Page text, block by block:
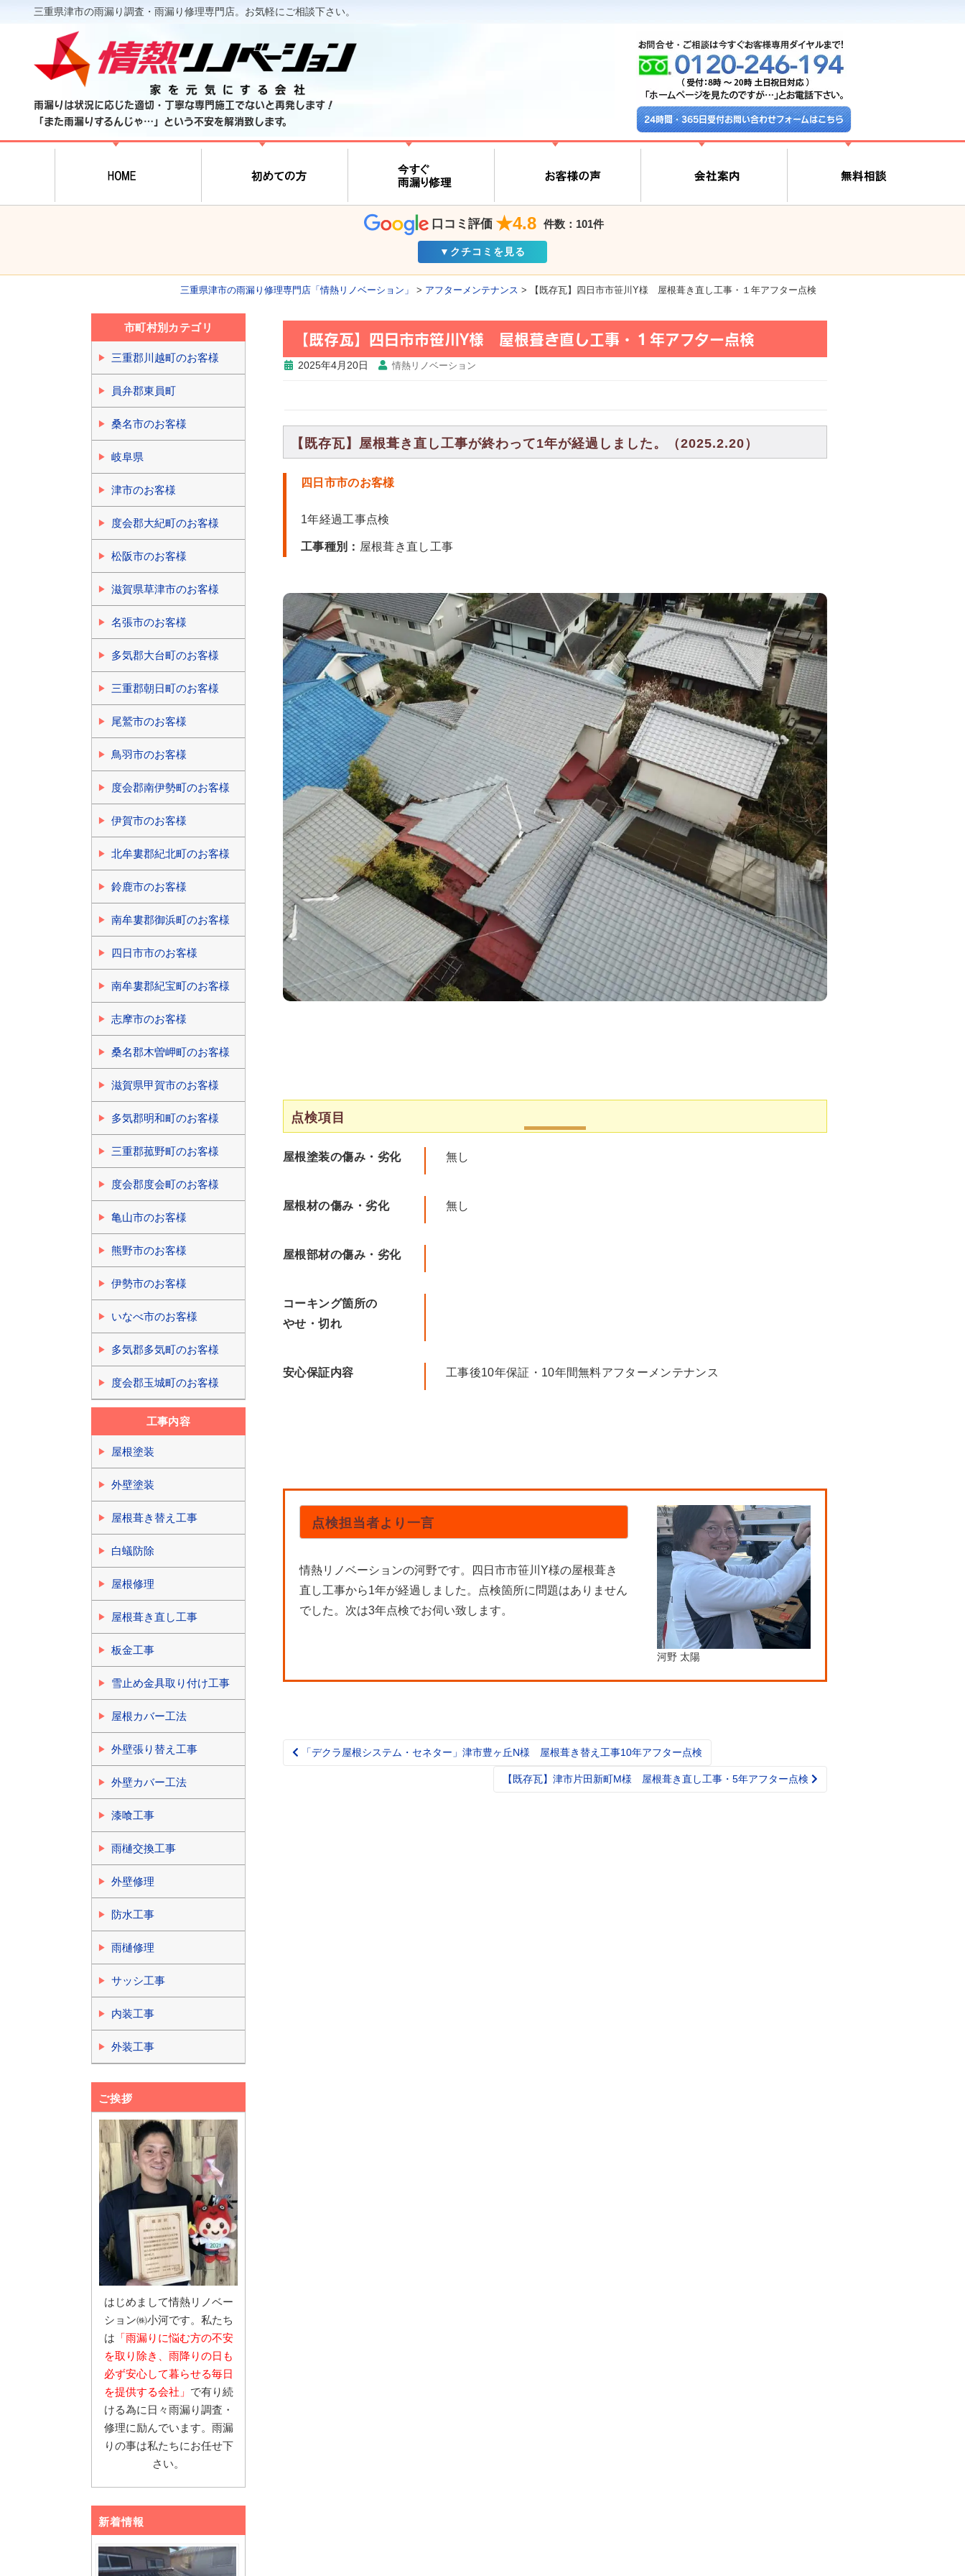
三重県津市の雨漏り調査・雨漏り修理専門店。お気軽にご相談下さい。
雨漏りは状況に応じた適切・丁寧な専門施工でないと再発します！
「また雨漏りするんじゃ…」という不安を解消致します。
24時間・365日受付お問い合わせフォームはこちら
口コミ評価 ★4.8 件数：101件
▼クチコミを見る
三重県津市の雨漏り修理専門店「情熱リノベーション」 > アフターメンテナンス > 【既存瓦】四日市市笹川Y様 屋根葺き直し工事・１年アフター点検
【既存瓦】四日市市笹川Y様 屋根葺き直し工事・１年アフター点検
2025年4月20日 情熱リノベーション
【既存瓦】屋根葺き直し工事が終わって1年が経過しました。（2025.2.20）
四日市市のお客様
1年経過工事点検
工事種別： 屋根葺き直し工事
点検項目
屋根塗装の傷み・劣化 無し
屋根材の傷み・劣化 無し
屋根部材の傷み・劣化
コーキング箇所の
やせ・切れ
安心保証内容 工事後10年保証・10年間無料アフターメンテナンス
点検担当者より一言
情熱リノベーションの河野です。四日市市笹川Y様の屋根葺き
直し工事から1年が経過しました。点検箇所に問題はありません
でした。次は3年点検でお伺い致します。
河野 太陽
Post
「デクラ屋根システム・セネター」津市豊ヶ丘N様 屋根葺き替え工事10年アフター点検
【既存瓦】津市片田新町M様 屋根葺き直し工事・5年アフター点検
市町村別カテゴリ
三重郡川越町のお客様
員弁郡東員町
桑名市のお客様
岐阜県
津市のお客様
度会郡大紀町のお客様
松阪市のお客様
滋賀県草津市のお客様
名張市のお客様
多気郡大台町のお客様
三重郡朝日町のお客様
尾鷲市のお客様
鳥羽市のお客様
度会郡南伊勢町のお客様
伊賀市のお客様
北牟婁郡紀北町のお客様
鈴鹿市のお客様
南牟婁郡御浜町のお客様
四日市市のお客様
南牟婁郡紀宝町のお客様
志摩市のお客様
桑名郡木曽岬町のお客様
滋賀県甲賀市のお客様
多気郡明和町のお客様
三重郡菰野町のお客様
度会郡度会町のお客様
亀山市のお客様
熊野市のお客様
伊勢市のお客様
いなべ市のお客様
多気郡多気町のお客様
度会郡玉城町のお客様
工事内容
屋根塗装
外壁塗装
屋根葺き替え工事
白蟻防除
屋根修理
屋根葺き直し工事
板金工事
雪止め金具取り付け工事
屋根カバー工法
外壁張り替え工事
外壁カバー工法
漆喰工事
雨樋交換工事
外壁修理
防水工事
雨樋修理
サッシ工事
内装工事
外装工事
ご挨拶
はじめまして情熱リノベー
ション㈱小河です。私たち
は 「雨漏りに悩む方の不安
を取り除き、雨降りの日も
必ず安心して暮らせる毎日
を提供する会社」 で有り続
ける為に日々雨漏り調査・
修理に励んでいます。雨漏
りの事は私たちにお任せ下
さい。
新着情報